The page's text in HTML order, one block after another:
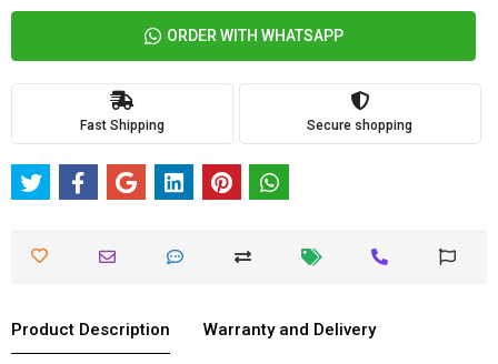
ORDER WITH WHATSAPP
Fast Shipping Secure shopping
Product Description Warranty and Delivery